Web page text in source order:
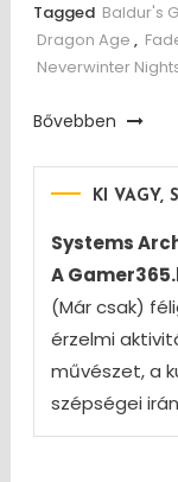
Tagged Baldur's
Dragon Age ,
Neverwinter
Bővebben
KI VAGY,
Systems
A
(Már csak)
érzelmi
művészet, a
szépségei